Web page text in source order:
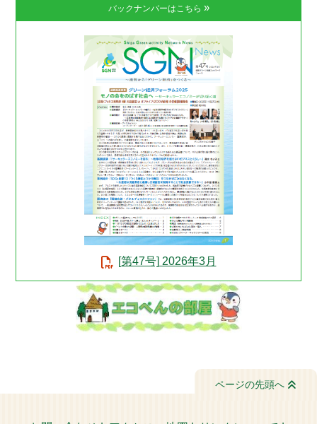
バックナンバーはこちら »
[第47号] 2026年3月
ページの先頭へ